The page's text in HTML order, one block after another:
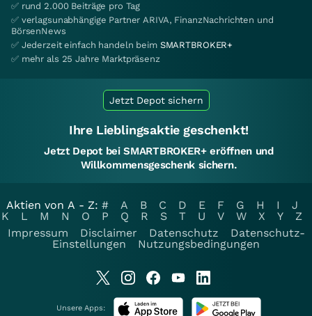
✅ rund 2.000 Beiträge pro Tag
✅ verlagsunabhängige Partner ARIVA, FinanzNachrichten und
BörsenNews
✅ Jederzeit einfach handeln beim SMARTBROKER+
✅ mehr als 25 Jahre Marktpräsenz
Jetzt Depot sichern
Ihre Lieblingsaktie geschenkt!
Jetzt Depot bei SMARTBROKER+ eröffnen und
Willkommensgeschenk sichern.
Aktien von A - Z: # A B C D E F G H I
J
K
L M N O P Q R S T U V W X Y
Z
Impressum
Disclaimer Datenschutz
Datenschutz-
Einstellungen
Nutzungsbedingungen
Unsere Apps: